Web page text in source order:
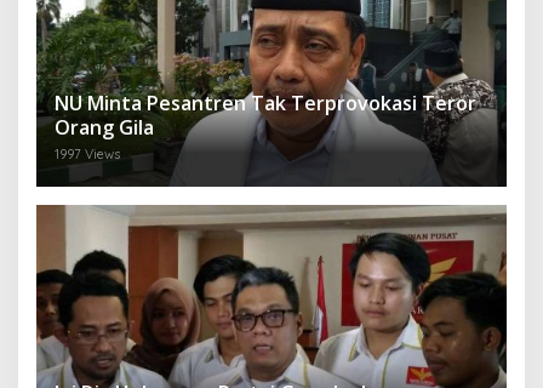
NU Minta Pesantren Tak Terprovokasi Teror
Orang Gila
1997 Views